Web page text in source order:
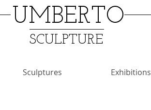
UMBERTO
SCULPTURE
Sculptures Exhibitions